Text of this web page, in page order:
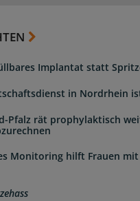
Implantat statt
in Nordrhein
Pfalz rät prophylaktisch
Monitoring hilft Frauen